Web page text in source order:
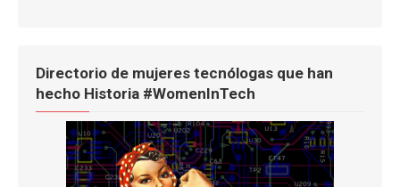
Directorio de mujeres tecnólogas que han
hecho Historia #WomenInTech